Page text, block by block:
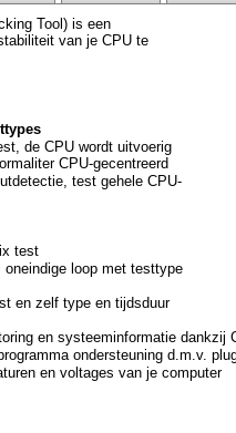
Tool) is een
van je CPU te
de CPU wordt uitvoerig
CPU-gecentreerd
test gehele CPU-
test
oneindige loop met testtype
en zelf type en tijdsduur
en systeeminformatie dankzij
ondersteuning d.m.v.
en voltages van je computer